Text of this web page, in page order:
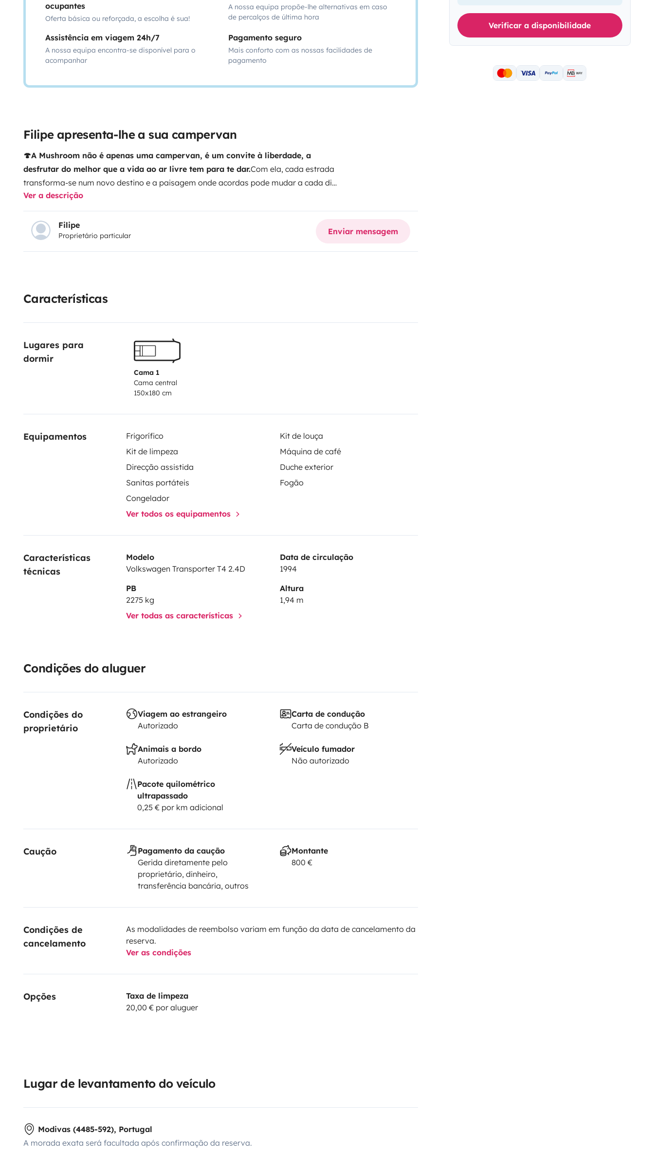
ocupantes
Oferta básica ou reforçada, a escolha é sua!
A nossa equipa propõe-lhe alternativas em caso
de percalços de última hora
Assistência em viagem 24h/7
A nossa equipa encontra-se disponível para o
acompanhar
Pagamento seguro
Mais conforto com as nossas facilidades de
pagamento
Filipe apresenta-lhe a sua campervan
🍄A Mushroom não é apenas uma campervan, é um convite à liberdade, a
desfrutar do melhor que a vida ao ar livre tem para te dar.Com ela, cada estrada
transforma-se num novo destino e a paisagem onde acordas pode mudar a cada dia.
É uma van compacta, acolhedora e com tudo o que precisas para dormir confortável,
cozinhar e relaxar. É de fácil condução e foi pensada para quem procura
autenticidade, simplicidade e a magia de viajar sem pressa, de sentir a viagem.
seja à beira mar, no silêncio bonito das montanhas ou junto a um rio de água
corrente, a Mushroom é a companheira perfeita para momentos de aventura e
casa sempre contigo.
estás pronto/a para partir?
Ver a descrição
Filipe
Proprietário particular Enviar mensagem
Características
Lugares para
dormir
Cama 1
Cama central
150x180 cm
Equipamentos Frigorífico
Kit de louça
Kit de limpeza
Máquina de café
Direcção assistida
Duche exterior
Sanitas portáteis
Fogão
Congelador
Ver todos os equipamentos
Características
técnicas
Modelo
Volkswagen Transporter T4 2.4D
Data de circulação
1994
PB
2275 kg
Altura
1,94 m
Ver todas as características
Condições do aluguer
Condições do
proprietário
Viagem ao estrangeiro
Autorizado
Carta de condução
Carta de condução B
Animais a bordo
Autorizado
Veículo fumador
Não autorizado
Pacote quilométrico
ultrapassado
0,25 € por km adicional
Caução
Pagamento da caução
Gerida diretamente pelo
proprietário, dinheiro,
transferência bancária, outros
Montante
800 €
Condições de
cancelamento
As modalidades de reembolso variam em função da data de cancelamento da
reserva.
Ver as condições
Opções
Taxa de limpeza
20,00 € por aluguer
Lugar de levantamento do veículo
Modivas (4485-592), Portugal
A morada exata será facultada após confirmação da reserva.
Verificar a disponibilidade